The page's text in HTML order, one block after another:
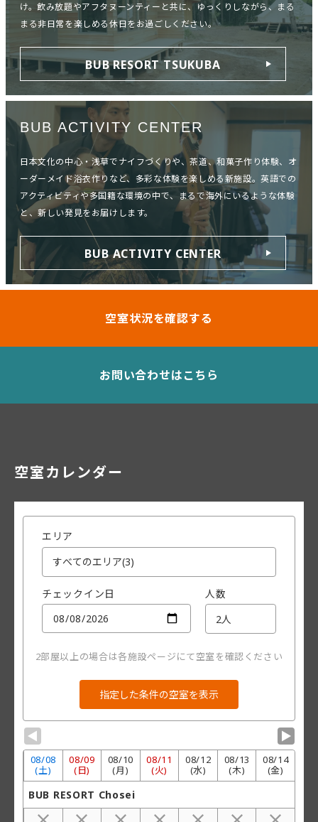
け。飲み放題やアフタヌーンティーと共に、ゆっくりしながら、まる
まる非日常を楽しめる休日をお過ごしください。
BUB RESORT TSUKUBA
BUB ACTIVITY CENTER
日本文化の中心・浅草でナイフづくりや、茶道、和菓子作り体験、オ
ーダーメイド浴衣作りなど、多彩な体験を楽しめる新施設。英語での
アクティビティや多国籍な環境の中で、まるで海外にいるような体験
と、新しい発見をお届けします。
BUB ACTIVITY CENTER
空室状況を確認する
お問い合わせはこちら
空室カレンダー
エリア
チェックイン日 人数
2部屋以上の場合は各施設ページにて空室を確認ください
▼ ▼
08/08
(土)
08/09
(日)
08/10
(月)
08/11
(火)
08/12
(水)
08/13
(木)
08/14
(金)
BUB RESORT Chosei